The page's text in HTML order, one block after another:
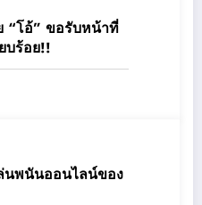
“โอ้” ขอรับหน้าที่
บร้อย!!
นพนันออนไลน์ของ